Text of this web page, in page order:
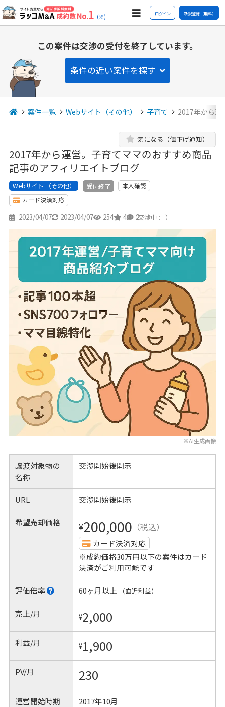
(※) ログイン 新規登録（無料）
この案件は交渉の受付を終了しています。
条件の近い案件を探す
案件一覧 Webサイト（その他） 子育て 2017年から
2017年から運営。子育てママのおすすめ商品
記事のアフィリエイトブログ
気になる（値下げ通知）
Webサイト （その他） 受付終了
本人確認
カード決済対応
2023/04/07 2023/04/07 254 4 2
（交渉中 : - ）
※AI生成画像
譲渡対象物の
名称
交渉開始後開示
URL 交渉開始後開示
希望売却価格 ¥200,000 （税込）
カード決済対応
※成約価格30万円以下の案件はカード
決済がご利用可能です
評価倍率 60ヶ月以上 （直近利益）
売上/月 ¥2,000
利益/月 ¥1,900
PV/月 230
運営開始時期 2017年10月